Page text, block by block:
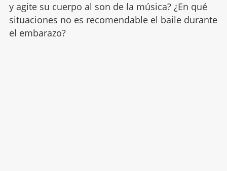
y agite su cuerpo al son de la música? ¿En qué
situaciones no es recomendable el baile durante
el embarazo?